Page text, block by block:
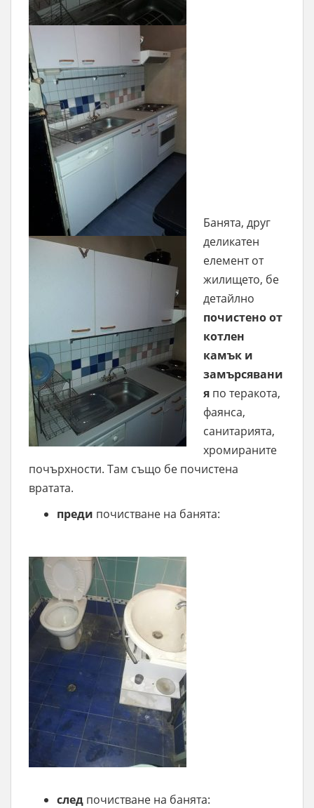
Банята, друг
деликатен
елемент от
жилището, бе
детайлно
почистено от
котлен
камък и
замърсявани
я по теракота,
фаянса,
санитарията,
хромираните
почърхности. Там също бе почистена
вратата.
преди почистване на банята:
след почистване на банята: